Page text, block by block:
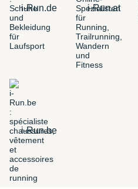
i-Run.de i-Run.at
i-Run.be